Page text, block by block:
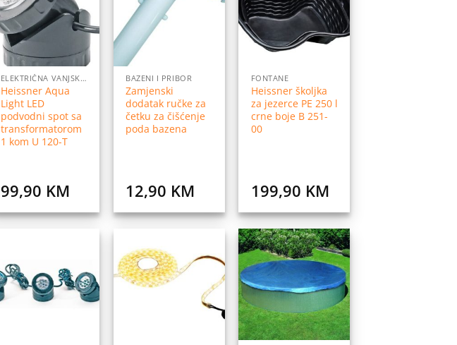
na
listu
želja
ELEKTRIČNA VANJSKA RASVJETA
Heissner Aqua
Light LED
podvodni spot sa
transformatorom
1 kom U 120-T
99,90 KM
BAZENI I PRIBOR
Zamjenski
dodatak ručke za
četku za čišćenje
poda bazena
12,90 KM
na
listu
želja
FONTANE
Heissner školjka
za jezerce PE 250 l
crne boje B 251-
00
199,90 KM
Dodaj
na
listu
želja
Dodaj
listu
želja
Dodaj
na
listu